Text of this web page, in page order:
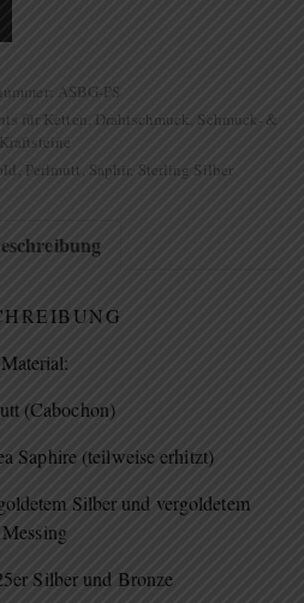
ASBG-PS
für Ketten Drahtschmuck, Schmuck- &
Kraftsteine
, Perlmutt, Saphir, Sterling Silber
Material:
(Cabochon)
Saphire (teilweise erhitzt)
Silber und vergoldetem
Messing
Silber und Bronze